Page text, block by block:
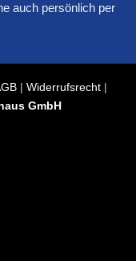
auch persönlich per
| Widerrufsrecht|
GmbH